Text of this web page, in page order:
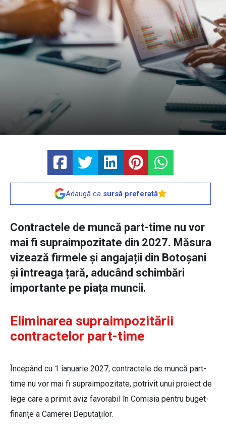
Adaugă ca sursă preferată
Contractele de muncă part-time nu vor
mai fi supraimpozitate din 2027. Măsura
vizează firmele și angajații din Botoșani
și întreaga țară, aducând schimbări
importante pe piața muncii.
Eliminarea supraimpozitării
contractelor part-time
Începând cu 1 ianuarie 2027, contractele de muncă part-
time nu vor mai fi supraimpozitate, potrivit unui proiect de
lege care a primit aviz favorabil în Comisia pentru buget-
finanțe a Camerei Deputaților.